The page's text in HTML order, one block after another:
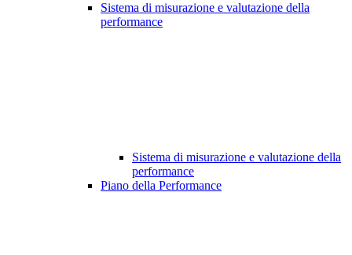
Sistema di misurazione e valutazione della
performance
Sistema di misurazione e valutazione della
performance
Piano della Performance